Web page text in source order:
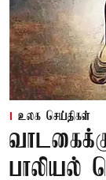
உலக செய்திகள்
பாலியல்